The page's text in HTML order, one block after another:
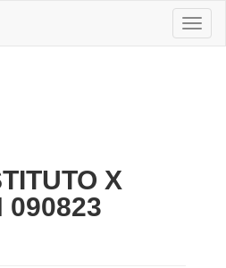
X
090823